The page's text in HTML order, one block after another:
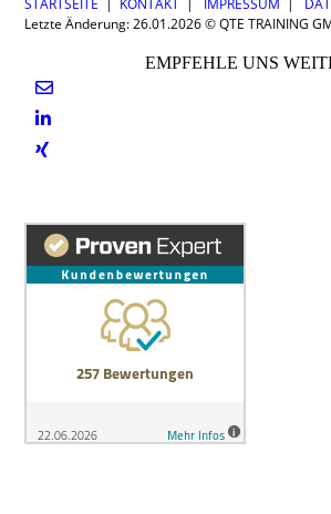
STARTSEITE | KONTAKT | IMPRESSUM |
Letzte Änderung: 26.01.2026 © QTE TRAINING
EMPFEHLE UNS